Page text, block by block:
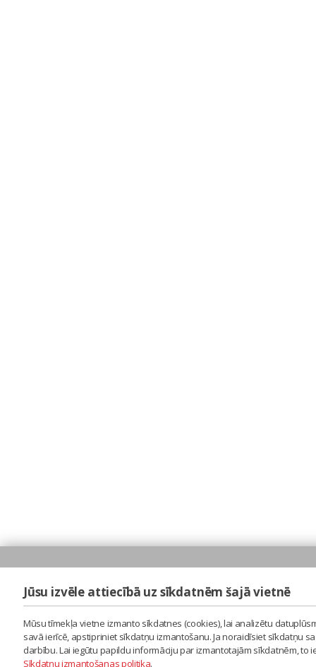
Jūsu izvēle attiecībā uz sīkdatnēm šajā vietnē
Mūsu tīmekļa vietne izmanto sīkdatnes (cookies), lai analizētu
savā ierīcē, apstipriniet sīkdatņu izmantošanu. Ja noraidīsiet sīkdatņu
darbību. Lai iegūtu papildu informāciju par izmantotajām sīkdatnēm,
Sīkdatņu izmantošanas politika.